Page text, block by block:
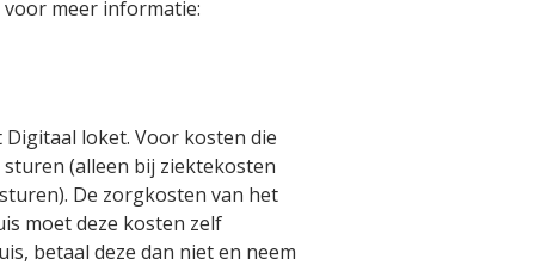
meer informatie:
loket. Voor kosten die
(alleen bij ziektekosten
De zorgkosten van het
moet deze kosten zelf
betaal deze dan niet en neem